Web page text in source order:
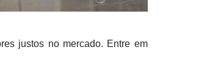
justos no mercado. Entre em